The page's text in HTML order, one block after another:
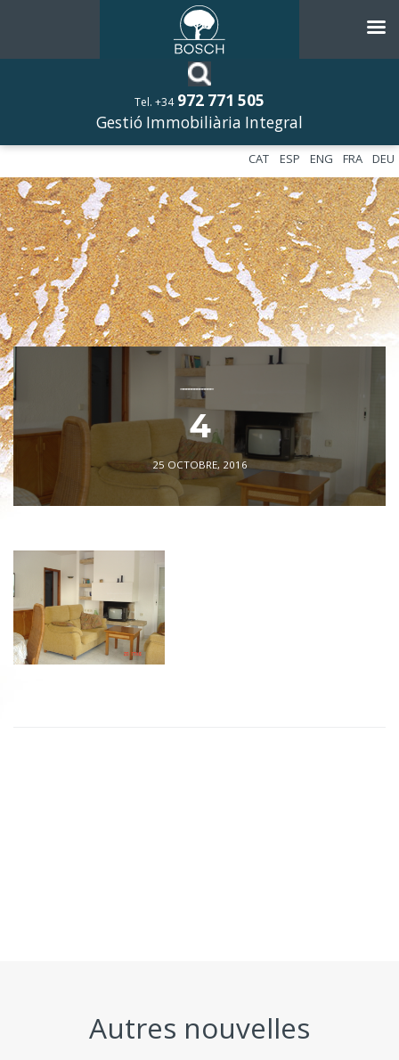
Tel. +34 972 771 505
Gestió Immobiliària Integral
DEU
FRA
ENG
ESP
CAT
––––––––––––
4
25 OCTOBRE, 2016
Autres nouvelles